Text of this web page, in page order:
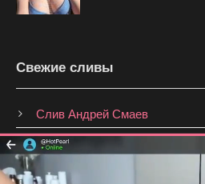
Свежие сливы
Слив Андрей Смаев
Слив Анастасия Брагина
Слив Shmakovajojo